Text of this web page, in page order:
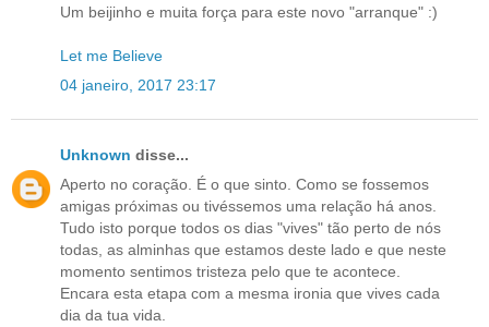
Um beijinho e muita força para este novo "arranque" :)
Let me Believe
04 janeiro, 2017 23:17
Unknown disse...
Aperto no coração. É o que sinto. Como se fossemos
amigas próximas ou tivéssemos uma relação há anos.
Tudo isto porque todos os dias "vives" tão perto de nós
todas, as alminhas que estamos deste lado e que neste
momento sentimos tristeza pelo que te acontece.
Encara esta etapa com a mesma ironia que vives cada
dia da tua vida.